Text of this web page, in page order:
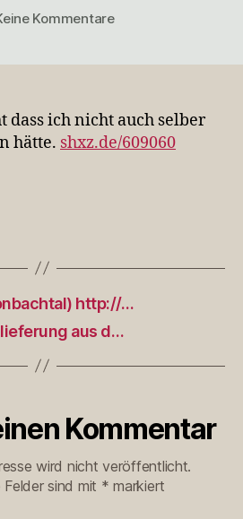
Kommentarezu
nich…
dass ich nicht auch selber
hätte. shxz.de/609060
http://…
aus d…
Kommentar
wird nicht veröffentlicht.
sind mit * markiert